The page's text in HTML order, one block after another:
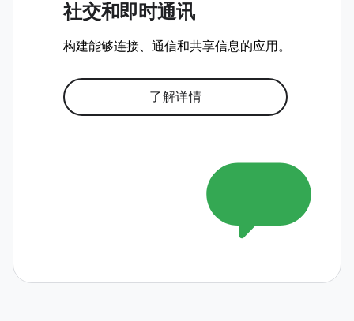
社交和即时通讯
构建能够连接、通信和共享信息的应用。
了解详情